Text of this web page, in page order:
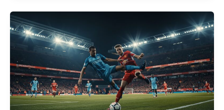
e
b
o
o
k
o
d
o
n
l
p
tir